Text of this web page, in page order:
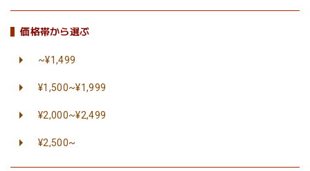
価格帯から選ぶ
~¥1,499
¥1,500~¥1,999
¥2,000~¥2,499
¥2,500~